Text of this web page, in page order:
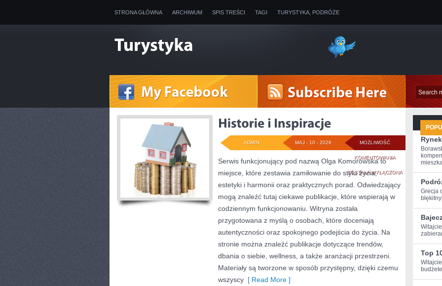
STRONA GŁÓWNA ARCHIWUM SPIS TREŚCI TAGI TURYSTYKA, PODRÓŻE
MOŻLIWOŚĆ
KOMENTOWANIAHISTORIE
I
INSPIRACJE
ZOSTAŁA WYŁĄCZONA
MAJ - 10 - 2026
ADMIN
Serwis funkcjonujący pod nazwą Olga Komorowska to
miejsce, które zestawia zamiłowanie do stylu życia,
estetyki i harmonii oraz praktycznych porad. Odwiedzający
mogą znaleźć tutaj ciekawe publikacje, które wspierają w
codziennym funkcjonowaniu. Witryna została
przygotowana z myślą o osobach, które doceniają
autentyczności oraz spokojnego podejścia do życia. Na
stronie można znaleźć publikacje dotyczące trendów,
dbania o siebie, wellness, a także aranżacji przestrzeni.
Materiały są tworzone w sposób przystępny, dzięki czemu
wszyscy [ Read More ]
Grecja
Top